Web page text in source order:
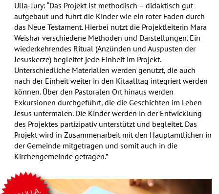
Ulla-Jury: “Das Projekt ist methodisch – didaktisch gut
aufgebaut und führt die Kinder wie ein roter Faden durch
das Neue Testament. Hierbei nutzt die Projektleiterin Mara
Weishar verschiedene Methoden und Darstellungen. Ein
wiederkehrendes Ritual (Anzünden und Auspusten der
Jesuskerze) begleitet jede Einheit im Projekt.
Unterschiedliche Materialien werden genutzt, die auch
nach der Einheit weiter in den Kitaalltag integriert werden
können. Über den Pastoralen Ort hinaus werden
Exkursionen durchgeführt, die die Geschichten im Leben
Jesus untermalen. Die Kinder werden in der Entwicklung
des Projektes partizipativ unterstützt und begleitet. Das
Projekt wird in Zusammenarbeit mit den Hauptamtlichen in
der Gemeinde mitgetragen und somit auch in die
Kirchengemeinde getragen.”